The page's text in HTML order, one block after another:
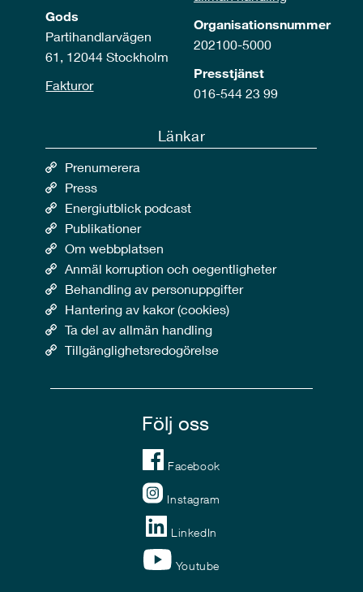
Gods
Partihandlarvägen
61, 12044 Stockholm
Fakturor
Organisationsnummer
202100-5000
Presstjänst
016-544 23 99
Länkar
Prenumerera
Press
Energiutblick podcast
Publikationer
Om webbplatsen
Anmäl korruption och oegentligheter
Behandling av personuppgifter
Hantering av kakor (cookies)
Ta del av allmän handling
Tillgänglighetsredogörelse
Följ oss
Facebook
Instagram
LinkedIn
Youtube